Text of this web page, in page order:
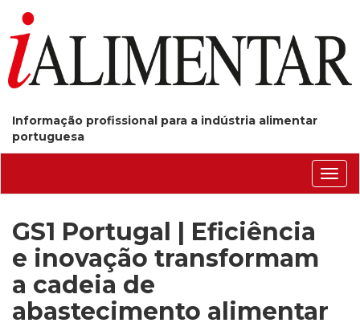
Informação profissional para a indústria alimentar
portuguesa
GS1 Portugal | Eficiência
e inovação transformam
a cadeia de
abastecimento alimentar